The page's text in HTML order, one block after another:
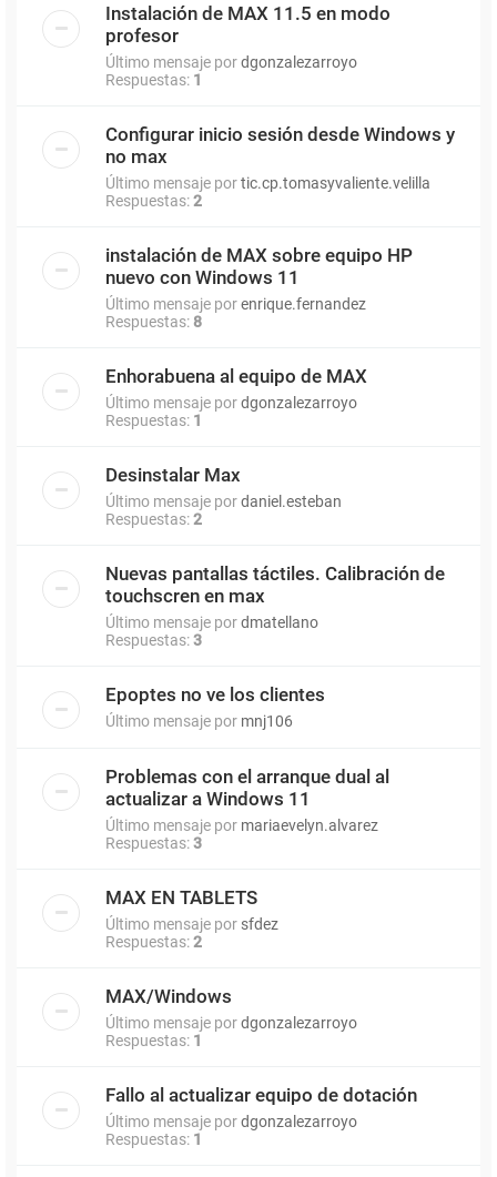
Instalación de MAX 11.5 en modo
profesor
Último mensaje pordgonzalezarroyo
Respuestas: 1
Configurar inicio sesión desde Windows y
no max
Último mensaje portic.cp.tomasyvaliente.velilla
Respuestas:2
instalación de MAX sobre equipo HP
nuevo con Windows 11
Último mensaje porenrique.fernandez
Respuestas: 8
Enhorabuena al equipo de MAX
Último mensaje pordgonzalezarroyo
Respuestas: 1
Desinstalar Max
Último mensaje pordaniel.esteban
Respuestas:2
Nuevas pantallas táctiles. Calibración de
touchscren en max
Último mensaje pordmatellano
Respuestas:3
Epoptes no ve los clientes
Último mensaje por mnj106
Problemas con el arranque dual al
actualizar a Windows 11
Último mensaje por mariaevelyn.alvarez
Respuestas:3
MAX EN TABLETS
Último mensaje por sfdez
Respuestas:2
MAX/Windows
Último mensaje pordgonzalezarroyo
Respuestas: 1
Fallo al actualizar equipo de dotación
Último mensaje pordgonzalezarroyo
Respuestas: 1